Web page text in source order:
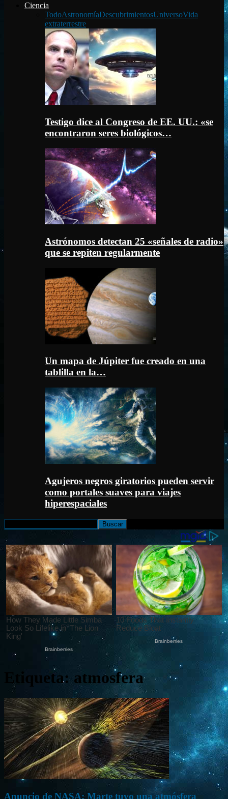
Ciencia
TodoAstronomíaDescubrimientosUniversoVida
extraterrestre
Testigo dice al Congreso de EE. UU.: «se
encontraron seres biológicos…
Astrónomos detectan 25 «señales de radio»
que se repiten regularmente
Un mapa de Júpiter fue creado en una
tablilla en la…
Agujeros negros giratorios pueden servir
como portales suaves para viajes
hiperespaciales
Etiqueta: atmosfera
Anuncio de NASA: Marte tuvo una atmósfera